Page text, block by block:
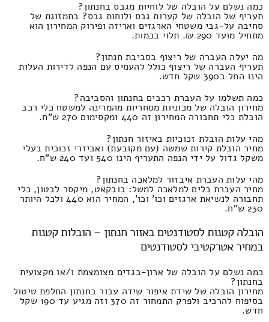
כמה נשלם על הובלה של לוחיות מגבס בחנתון?
תעריף של הובלה של קערות גבס ולוחות גבס? בתמזוגת של
סחיבה על-גבי משטחי הארגזים ואריזה ופירוק המחירון הוא
מתחיל מועד 290 ₪. תלוי בכמות.
מה יעלה העברה של ריצוף בסביבת חנתון?
תעריף העברה של ריצוף כולל להעמיס עם הנפה לדירות העלות
הינו החל ב390 שקל חדש.
כמה תשלמו על העברת רכבים בחנתון והסביבה?
מחירון הובלה של מכוניות מסחריות מהמרינה למשטח כלי רכב
הובלת כלי תחבורה המחירון זה 440 ומקסימום 270 ש"ח.
מהי עלות הובלת זכוכיות באיזור חנתון?
מחיר הובלת קירות שמשה (עם מקובעת) ואביזרי זכוכית בעלי
משקל גדול על ידי הנפה התעריף הינו 540 ועד 240 ש"ח.
מהי עלות העברת איבזור למלאכה בחנתון?
מחיר העברת כלים למלאכה למשל: בובקאט, מיקסר לבטון, כלי
תחבורה לנשיאת ארגזים וכו' וכו', המחיר הוא 440 ולכל היותר
230 ש"ח.
הובלה קטנות לסטודנטים באזור חנתון – הובלות קטנות
במחיר אטרקטיבי לסטודנטים
כמה נשלם על הובלה של ארון-בגדים מצומצמת ו/או מקצועית
בחנתון?
מחירון הובלה של שידת איפור שידה עבור בחנתון החלפת טיטול
בסיפוח להרכיב ולפרק התמחור זה 370 וזה מגיע עד 190 שקל
חדש.